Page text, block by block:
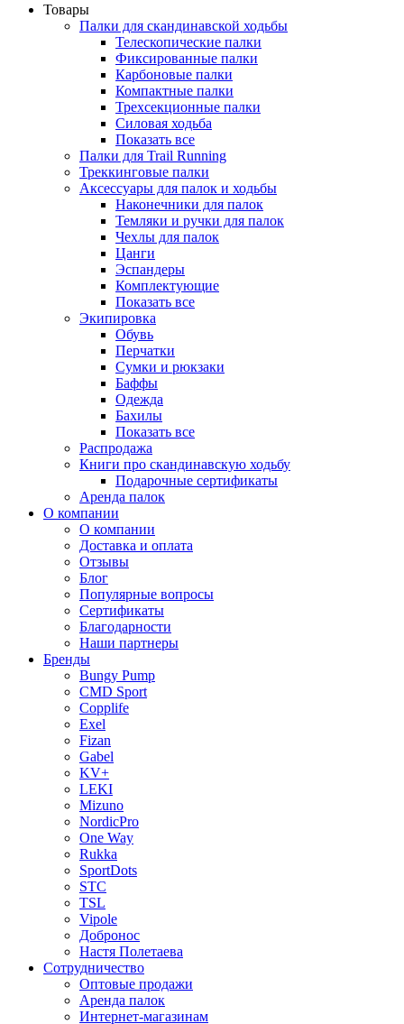
Товары
Палки для скандинавской ходьбы
Телескопические палки
Фиксированные палки
Карбоновые палки
Компактные палки
Трехсекционные палки
Силовая ходьба
Показать все
Палки для Trail Running
Треккинговые палки
Аксессуары для палок и ходьбы
Наконечники для палок
Темляки и ручки для палок
Чехлы для палок
Цанги
Эспандеры
Комплектующие
Показать все
Экипировка
Обувь
Перчатки
Сумки и рюкзаки
Баффы
Одежда
Бахилы
Показать все
Распродажа
Книги про скандинавскую ходьбу
Подарочные сертификаты
Аренда палок
О компании
О компании
Доставка и оплата
Отзывы
Блог
Популярные вопросы
Сертификаты
Благодарности
Наши партнеры
Бренды
Bungy Pump
CMD Sport
Copplife
Exel
Fizan
Gabel
KV+
LEKI
Mizuno
NordicPro
One Way
Rukka
SportDots
STC
TSL
Vipole
Добронос
Настя Полетаева
Сотрудничество
Оптовые продажи
Аренда палок
Интернет-магазинам